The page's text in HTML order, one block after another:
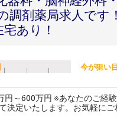
調剤薬局求人です
あり！
今が狙い
円～600万円 ※あなたのご経
決定いたします。お気軽にご